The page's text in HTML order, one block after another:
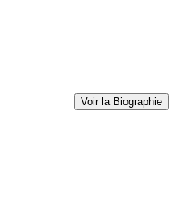
Voir la Biographie